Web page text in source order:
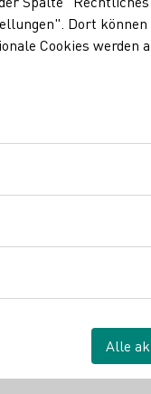
mit den
werden an
Mainschleifenbahn
Dort können
Cookies werden
Alle